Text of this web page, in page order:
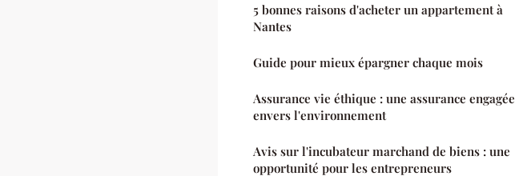
5 bonnes raisons d'acheter un appartement à
Nantes
Guide pour mieux épargner chaque mois
Assurance vie éthique : une assurance engagée
envers l'environnement
Avis sur l'incubateur marchand de biens : une
opportunité pour les entrepreneurs